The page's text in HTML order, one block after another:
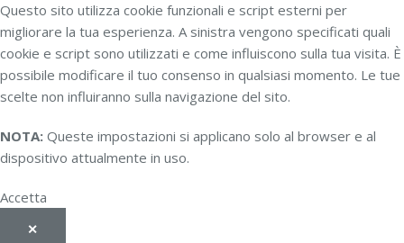
Questo sito utilizza cookie funzionali e script esterni per
migliorare la tua esperienza. A sinistra vengono specificati quali
cookie e script sono utilizzati e come influiscono sulla tua visita. È
possibile modificare il tuo consenso in qualsiasi momento. Le tue
scelte non influiranno sulla navigazione del sito.
NOTA: Queste impostazioni si applicano solo al browser e al
dispositivo attualmente in uso.
Accetta
✕